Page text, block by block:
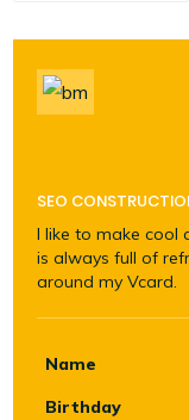
SEO
I like to make cool
is always full of
around my Vcard.
Name
Birthday